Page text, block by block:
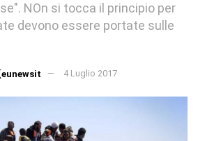
NOn si tocca il principio per
devono essere portate sulle
eunewsit 4 Luglio 2017